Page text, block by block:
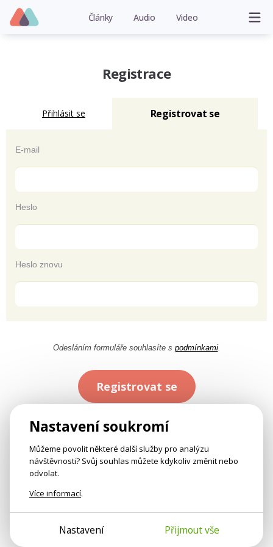
Články Audio Video
Registrace
Přihlásit se Registrovat se
E-mail
Heslo
Heslo znovu
Odesláním formuláře souhlasíte s podmínkami.
Registrovat se
Nastavení soukromí
Můžeme povolit některé další služby pro analýzu
návštěvnosti? Svůj souhlas můžete kdykoliv změnit nebo
odvolat.
Více informací.
Nastavení Přijmout vše